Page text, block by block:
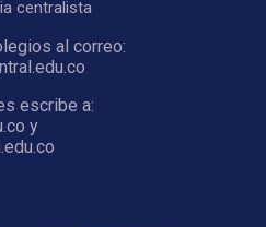
centralista
al correo:
escribe a:
y